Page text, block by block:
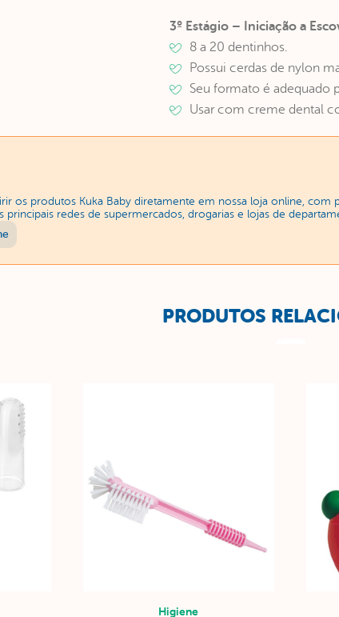
3º Estágio – Iniciação a
8 a 20 dentinhos.
Possui cerdas de nylon
Seu formato é adequado
Usar com creme dental
os produtos Kuka Baby diretamente em nossa loja online, com
principais redes de supermercados, drogarias e lojas de
PRODUTOS
Higiene